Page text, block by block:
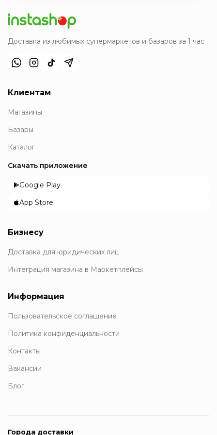
Доставка из любимых супермаркетов и базаров за 1 час
Клиентам
Магазины
Базары
Каталог
Скачать приложение
Google Play
App Store
Бизнесу
Доставка для юридических лиц
Интеграция магазина в Маркетплейсы
Информация
Пользовательское соглашение
Политика конфиденциальности
Контакты
Вакансии
Блог
Города доставки